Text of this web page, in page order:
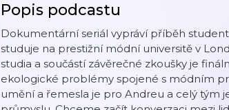
Popis podcastu
Dokumentární seriál vypráví příběh
studuje na prestižní módní universitě v
studia a součástí závěrečné zkoušky je
ekologické problémy spojené s módním
umění a řemesla je pro Andreu a celý tým